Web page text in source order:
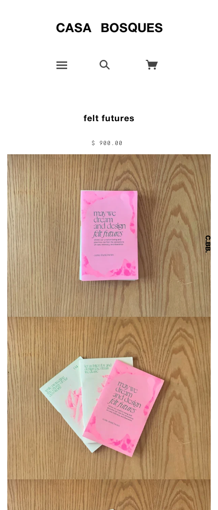
felt futures
$ 900.00